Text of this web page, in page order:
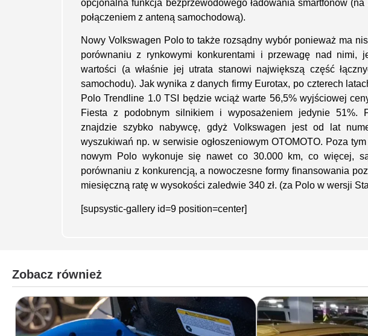
opcjonalna funkcja bezprzewodowego ładowania smartfonów
połączeniem z anteną samochodową).
Nowy Volkswagen Polo to także rozsądny wybór ponieważ ma
porównaniu z rynkowymi konkurentami i przewagę nad nimi,
wartości (a właśnie jej utrata stanowi największą część
samochodu). Jak wynika z danych firmy Eurotax, po czterech
Polo Trendline 1.0 TSI będzie wciąż warte 56,5% wyjściowej
Fiesta z podobnym silnikiem i wyposażeniem jedynie 51%.
znajdzie szybko nabywcę, gdyż Volkswagen jest od lat
wyszukiwań np. w serwisie ogłoszeniowym OTOMOTO. Poza
nowym Polo wykonuje się nawet co 30.000 km, co więcej,
porównaniu z konkurencją, a nowoczesne formy finansowania
miesięczną ratę w wysokości zaledwie 340 zł. (za Polo w wersji
[supsystic-gallery id=9 position=center]
Zobacz również